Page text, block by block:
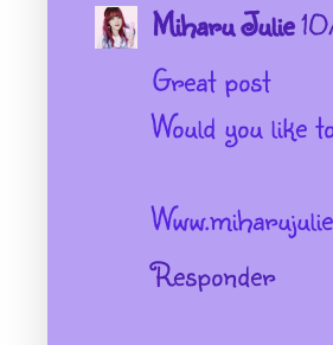
Miharu Julie
Great post
Would you like
Responder